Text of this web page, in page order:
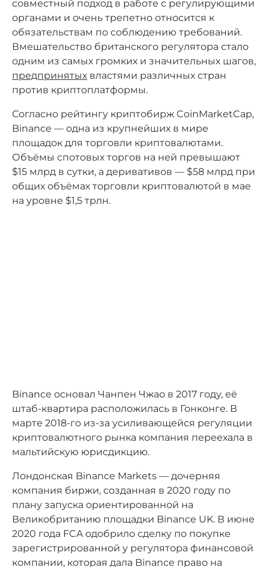
совместный подход в работе с регулирующими
органами и очень трепетно относится к
обязательствам по соблюдению требований.
Вмешательство британского регулятора стало
одним из самых громких и значительных шагов,
предпринятых властями различных стран
против криптоплатформы.
Согласно рейтингу криптобирж CoinMarketCap,
Binance — одна из крупнейших в мире
площадок для торговли криптовалютами.
Объёмы спотовых торгов на ней превышают
$15 млрд в сутки, а деривативов — $58 млрд при
общих объёмах торговли криптовалютой в мае
на уровне $1,5 трлн.
Binance основал Чанпен Чжао в 2017 году, её
штаб-квартира расположилась в Гонконге. В
марте 2018-го из-за усиливающейся регуляции
криптовалютного рынка компания переехала в
мальтийскую юрисдикцию.
Лондонская Binance Markets — дочерняя
компания биржи, созданная в 2020 году по
плану запуска ориентированной на
Великобританию площадки Binance UK. В июне
2020 года FCA одобрило сделку по покупке
зарегистрированной у регулятора финансовой
компании, которая дала Binance право на